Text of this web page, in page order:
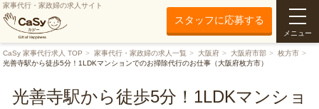
家事代行・家政婦の求人サイト
スタッフに応募する
メニュー
CaSy 家事代行求人 TOP 家事代行・家政婦の求人一覧 大阪府 大阪府市部
枚方市
光善寺駅から徒歩5分！1LDKマンションでのお掃除代行のお仕事（大阪府枚方市）
光善寺駅から徒歩5分！1LDKマンショ